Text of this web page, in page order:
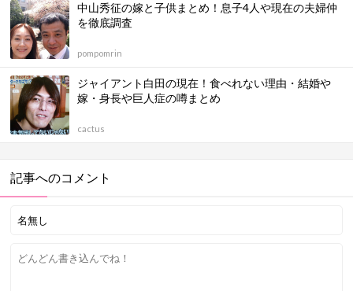
中山秀征の嫁と子供まとめ！息子4人や現在の夫婦仲
を徹底調査
pompomrin
ジャイアント白田の現在！食べれない理由・結婚や
嫁・身長や巨人症の噂まとめ
cactus
記事へのコメント